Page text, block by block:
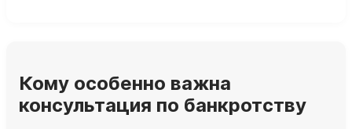
Кому особенно важна
консультация по банкротству